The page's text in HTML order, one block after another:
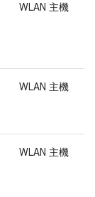
WLAN 主機
WLAN 主機
WLAN 主機